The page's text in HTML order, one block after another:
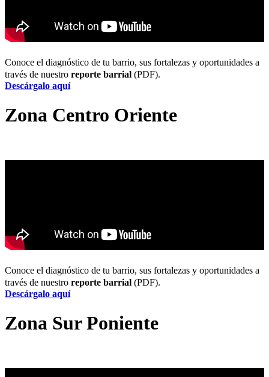
Conoce el diagnóstico de tu barrio, sus fortalezas y oportunidades a
través de nuestro reporte barrial (PDF).
Descárgalo aquí
Zona Centro Oriente
Conoce el diagnóstico de tu barrio, sus fortalezas y oportunidades a
través de nuestro reporte barrial (PDF).
Descárgalo aquí
Zona Sur Poniente